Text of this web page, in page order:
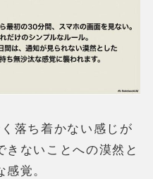
落ち着かない感じが
きないことへの漠然と
覚。